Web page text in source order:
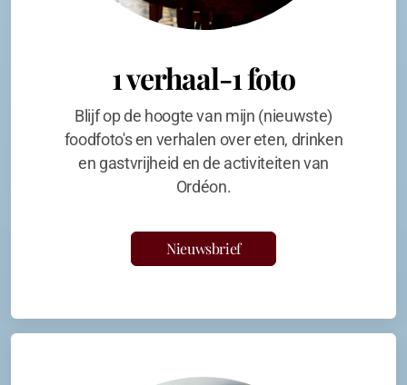
1 verhaal-1 foto
Blijf op de hoogte van mijn (nieuwste)
foodfoto's en verhalen over eten, drinken
en gastvrijheid en de activiteiten van
Ordéon.
Nieuwsbrief